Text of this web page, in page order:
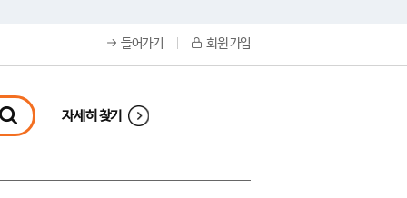
들어가기 회원 가입
자세히 찾기